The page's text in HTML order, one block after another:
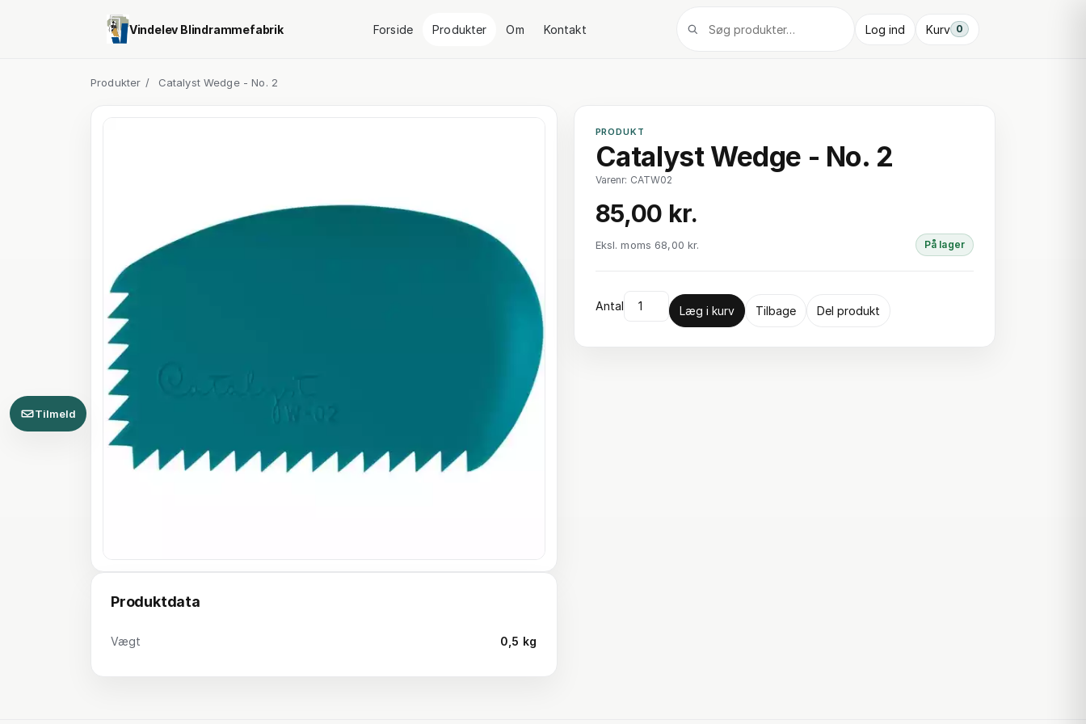
Vindelev Blindrammefabrik Forside Produkter Om Kontakt Log ind Kurv 0
Produkter / Catalyst Wedge - No. 2
Produktdata
Vægt 0,5 kg
PRODUKT
Catalyst Wedge - No. 2
Varenr: CATW02
85,00 kr.
Eksl. moms 68,00 kr. På lager
Antal Læg i kurv Tilbage Del produkt
Tilmeld